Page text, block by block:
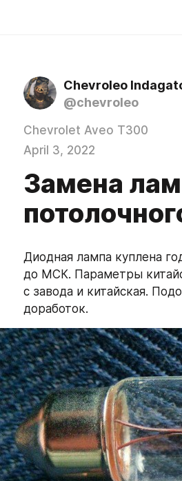
Chevroleo
@chevroleo
Chevrolet Aveo T300
April 3, 2022
Замена
Диодная лампа куплена
до МСК. Параметры
с завода и китайская.
доработок.